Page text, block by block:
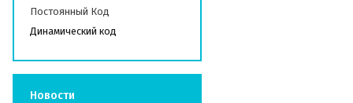
Постоянный Код
Динамический код
Новости